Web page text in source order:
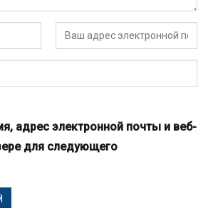
адрес электронной почты и веб-
для следующего